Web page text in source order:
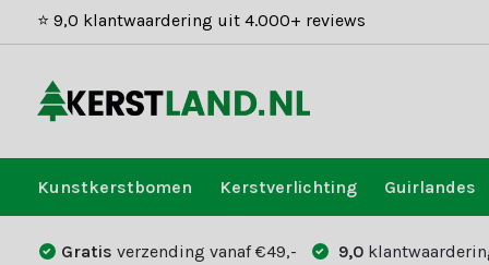
⭐ 9,0 klantwaardering uit 4.000+ reviews
Kunstkerstbomen Kerstverlichting Guirlandes
Gratis verzending vanaf €49,- 9,0